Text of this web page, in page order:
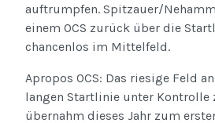
auftrumpfen. Spitzauer/
einem OCS zurück über die
chancenlos im Mittelfeld.
Apropos OCS: Das riesige Feld
langen Startlinie unter Kontrolle
übernahm dieses Jahr zum